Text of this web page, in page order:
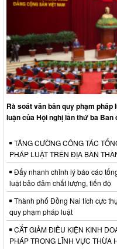
Rà soát văn bản quy phạm
luận của Hội nghị lần thứ ba
TĂNG CƯỜNG CÔNG TÁC
PHÁP LUẬT TRÊN ĐỊA BÀN
Đẩy nhanh chỉnh lý báo cáo
luật bảo đảm chất lượng, tiến độ
Thành phố Đồng Nai tích cực
quy phạm pháp luật
CẮT GIẢM ĐIỀU KIỆN KINH
PHÁP TRONG LĨNH VỰC THỪA